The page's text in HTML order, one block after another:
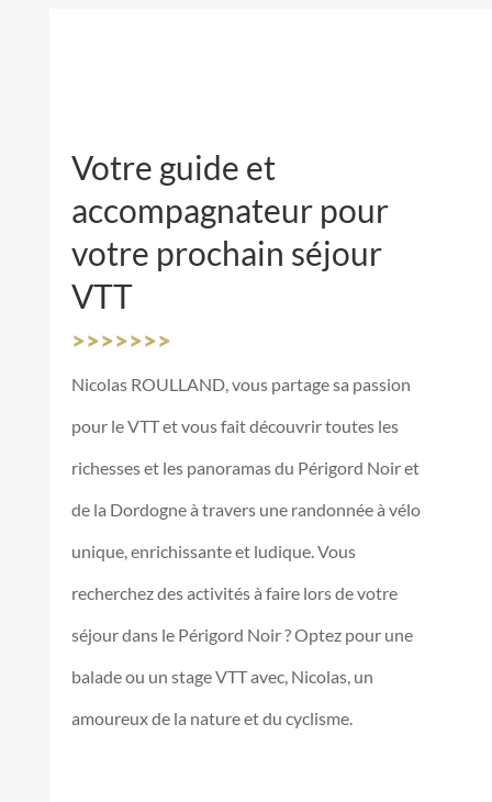
Votre guide et
accompagnateur pour
votre prochain séjour
VTT
>>>>>>>
Nicolas ROULLAND, vous partage sa passion
pour le VTT et vous fait découvrir toutes les
richesses et les panoramas du Périgord Noir et
de la Dordogne à travers une randonnée à vélo
unique, enrichissante et ludique. Vous
recherchez des activités à faire lors de votre
séjour dans le Périgord Noir ? Optez pour une
balade ou un stage VTT avec, Nicolas, un
amoureux de la nature et du cyclisme.